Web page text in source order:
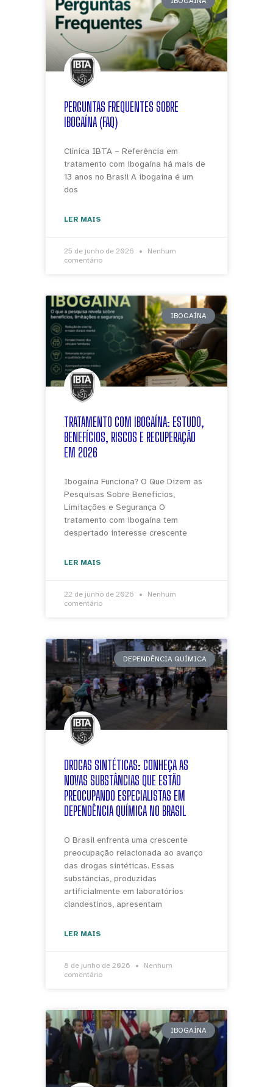
PERGUNTAS FREQUENTES SOBRE
IBOGAÍNA (FAQ)
Clínica IBTA – Referência em
tratamento com ibogaína há mais de
13 anos no Brasil A ibogaína é um
dos
LER MAIS
25 de junho de 2026
Nenhum
comentário
IBOGAÍNA
TRATAMENTO COM IBOGAÍNA: ESTUDO,
BENEFÍCIOS, RISCOS E RECUPERAÇÃO
EM 2026
Ibogaína Funciona? O Que Dizem as
Pesquisas Sobre Benefícios,
Limitações e Segurança O
tratamento com ibogaína tem
despertado interesse crescente
LER MAIS
22 de junho de 2026
Nenhum
comentário
DEPENDÊNCIA QUÍMICA
DROGAS SINTÉTICAS: CONHEÇA AS
NOVAS SUBSTÂNCIAS QUE ESTÃO
PREOCUPANDO ESPECIALISTAS EM
DEPENDÊNCIA QUÍMICA NO BRASIL
O Brasil enfrenta uma crescente
preocupação relacionada ao avanço
das drogas sintéticas. Essas
substâncias, produzidas
artificialmente em laboratórios
clandestinos, apresentam
LER MAIS
8 de junho de 2026
Nenhum
comentário
IBOGAÍNA